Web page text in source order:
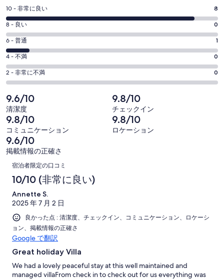
い
ウ
ィ
ン
ド
ウ
で
開
く
評
価
10
-
9
件
の
口
コ
ミ
中
8
件
が
非
良
い
10 - 非常に良い 8
評
価
8
-
9
件
口
コ
ミ
中
0
件
が
良
8 - 良い 0
評
価
6
-
9
件
の
口
コ
ミ
中
件
普
通
6 - 普通 1
評
価
4
9
件
の
口
コ
ミ
中
が
満
4 - 不満 0
評
価
2
-
9
件
の
口
ミ
件
が
常
に
満
2 - 非常に不満 0
9.6/10
清潔度
9.8/10
チェックイン
9.8/10
コミュニケーション
9.8/10
ロケーション
9.6/10
掲載情報の正確さ
口
コ
ミ
宿泊者限定の口コミ
10/10 (非常に良い)
Annette S.
2025 年 7 月 2 日
良かった点 : 清潔度、チェックイン、コミュニケーション、ロケーシ
ョン、掲載情報の正確さ
Google で翻訳
Great holiday Villa
We had a lovely peaceful stay at this well maintained and
managed villaFrom check in to check out for us everything was